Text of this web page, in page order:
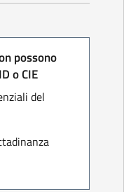
possono
o CIE
del